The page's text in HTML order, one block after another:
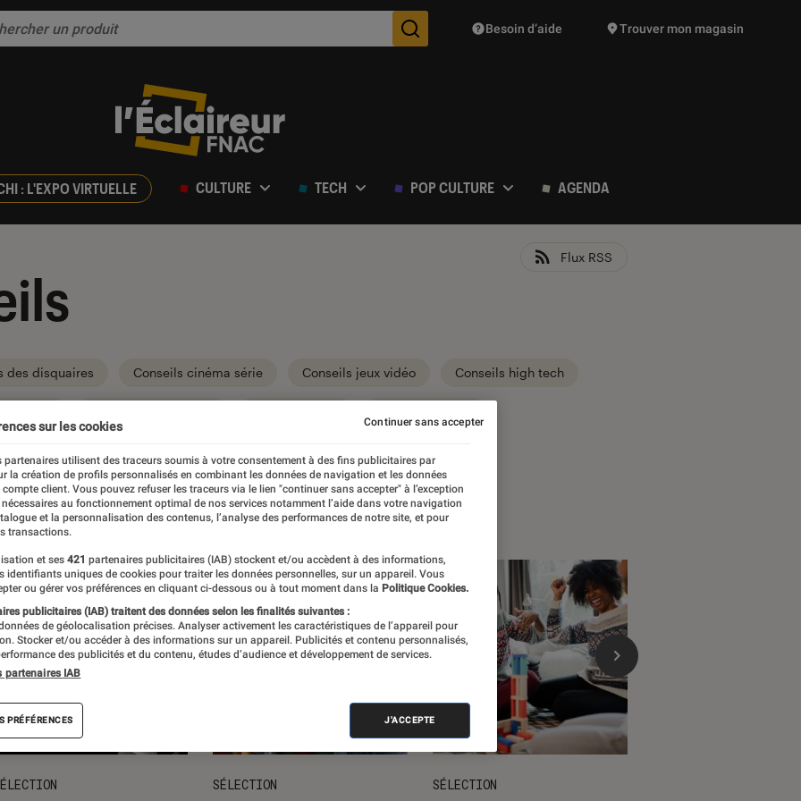
Des suggestions de produits vont vous être proposées
Besoin d’aide Trouver mon magasin
: L'EXPO VIRTUELLE CULTURE TECH POP CULTURE AGENDA
Flux RSS
des disquaires Conseils cinéma série Conseils jeux vidéo Conseils high tech
SÉLECTION SÉLECTION
sur les cookies
partenaires utilisent des traceurs soumis à votre consentement à des fins publicitaires par
la création de profils personnalisés en combinant les données de navigation et les données
compte client. Vous pouvez refuser les traceurs via le lien "continuer sans accepter" à l’exception
au fonctionnement optimal de nos services notamment l’aide dans votre navigation
et la personnalisation des contenus, l’analyse des performances de notre site, et pour
transactions.
et ses 421 partenaires publicitaires (IAB) stockent et/ou accèdent à des informations,
identifiants uniques de cookies pour traiter les données personnelles, sur un appareil. Vous
ou gérer vos préférences en cliquant ci-dessous ou à tout moment dans la Politique Cookies.
publicitaires (IAB) traitent des données selon les finalités suivantes :
de géolocalisation précises. Analyser activement les caractéristiques de l’appareil pour
Stocker et/ou accéder à des informations sur un appareil. Publicités et contenu personnalisés,
des publicités et du contenu, études d’audience et développement de services.
partenaires IAB
PRÉFÉRENCES J'ACCEPTE
Continuer sans accepter